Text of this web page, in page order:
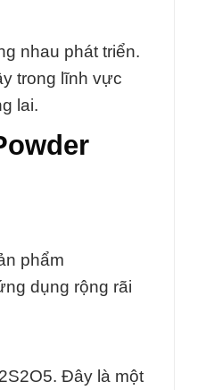
nhau phát triển.
trong lĩnh vực
lai.
phẩm
dụng rộng rãi
Đây là một